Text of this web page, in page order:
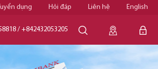
dụng Hỏi đáp Liên hệ English
/ +842432053205